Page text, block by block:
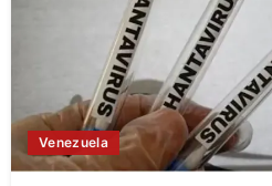
Venezuela